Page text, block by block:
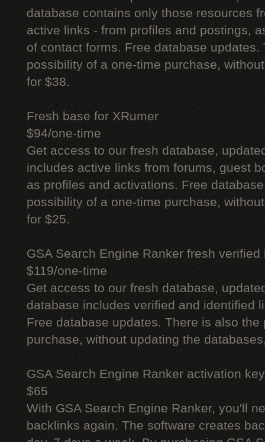
database contains only those resources
active links - from profiles and postings,
of contact forms. Free database updates.
possibility of a one-time purchase,
for $38.
Fresh base for XRumer
$94/one-time
Get access to our fresh database,
includes active links from forums, guest
as profiles and activations. Free
possibility of a one-time purchase,
for $25.
GSA Search Engine Ranker fresh verified
$119/one-time
Get access to our fresh database,
database includes verified and identified
Free database updates. There is also
purchase, without updating the
GSA Search Engine Ranker activation key
$65
With GSA Search Engine Ranker, you'll
backlinks again. The software creates